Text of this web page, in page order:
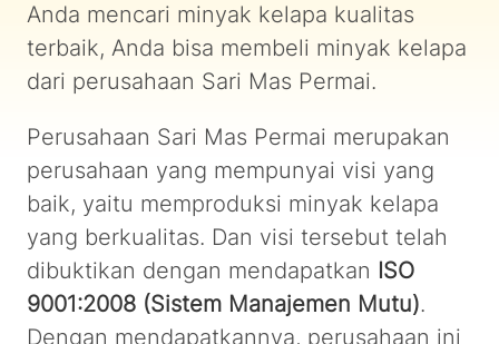
Anda mencari minyak kelapa kualitas
terbaik, Anda bisa membeli minyak kelapa
dari perusahaan Sari Mas Permai.
Perusahaan Sari Mas Permai merupakan
perusahaan yang mempunyai visi yang
baik, yaitu memproduksi minyak kelapa
yang berkualitas. Dan visi tersebut telah
dibuktikan dengan mendapatkan ISO
9001:2008 (Sistem Manajemen Mutu).
Dengan mendapatkannya, perusahaan ini